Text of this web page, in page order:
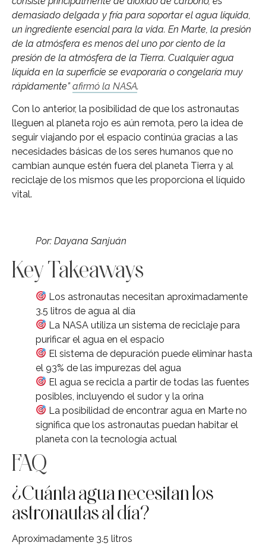
demasiado delgada y fría para soportar el agua líquida,
un ingrediente esencial para la vida. En Marte, la presión
de la atmósfera es menos del uno por ciento de la
presión de la atmósfera de la Tierra. Cualquier agua
líquida en la superficie se evaporaría o congelaría muy
rápidamente”afirmó la NASA.
Con lo anterior, la posibilidad de que los astronautas
lleguen al planeta rojo es aún remota, pero la idea de
seguir viajando por el espacio continúa gracias a las
necesidades básicas de los seres humanos que no
cambian aunque estén fuera del planeta Tierra y al
reciclaje de los mismos que les proporciona el líquido
vital.
Por: Dayana Sanjuán
Key Takeaways
Los astronautas necesitan aproximadamente
3.5 litros de agua al día
La NASA utiliza un sistema de reciclaje para
purificar el agua en el espacio
El sistema de depuración puede eliminar hasta
el 93% de las impurezas del agua
El agua se recicla a partir de todas las fuentes
posibles, incluyendo el sudor y la orina
La posibilidad de encontrar agua en Marte no
significa que los astronautas puedan habitar el
planeta con la tecnología actual
FAQ
¿Cuánta agua necesitan los
astronautas al día?
Aproximadamente 3.5 litros